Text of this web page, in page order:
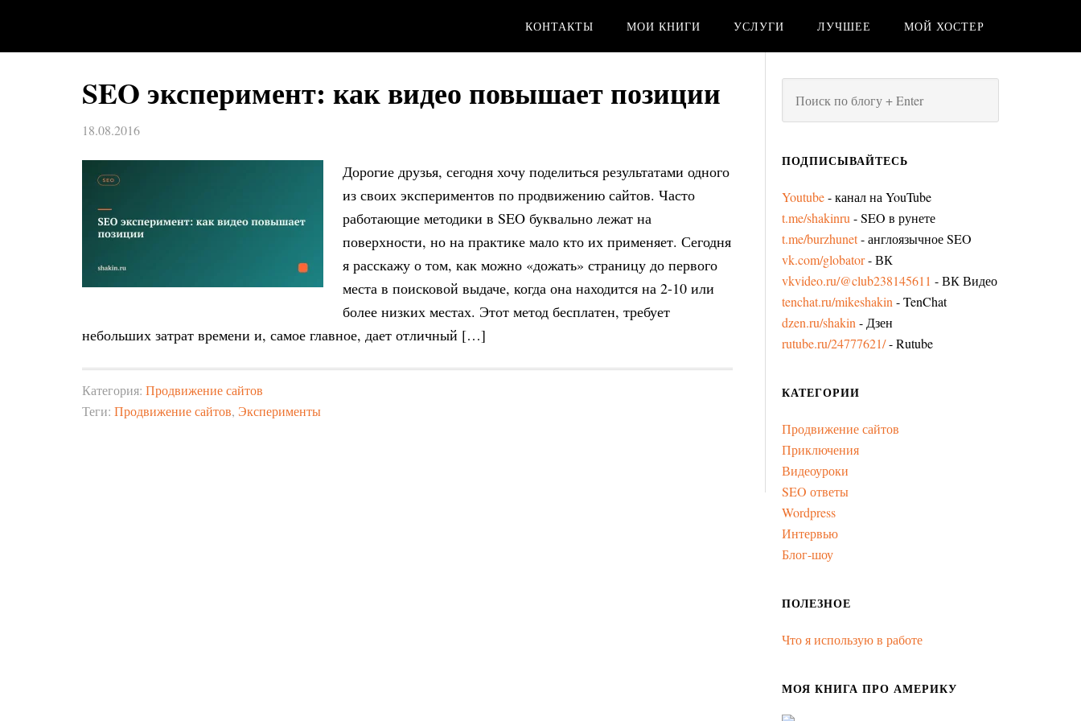
КОНТАКТЫ МОИ КНИГИ УСЛУГИ ЛУЧШЕЕ МОЙ ХОСТЕР
SEO эксперимент: как видео повышает позиции
18.08.2016
Дорогие друзья, сегодня хочу поделиться результатами одного
из своих экспериментов по продвижению сайтов. Часто
работающие методики в SEO буквально лежат на
поверхности, но на практике мало кто их применяет. Сегодня
я расскажу о том, как можно «дожать» страницу до первого
места в поисковой выдаче, когда она находится на 2-10 или
более низких местах. Этот метод бесплатен, требует
небольших затрат времени и, самое главное, дает отличный […]
Категория: Продвижение сайтов
Теги: Продвижение сайтов, Эксперименты
ПОДПИСЫВАЙТЕСЬ
Youtube- канал на YouTube
t.me/shakinru - SEO в рунете
t.me/burzhunet- англоязычное SEO
vk.com/globator- ВК
vkvideo.ru/@club238145611 - ВК Видео
tenchat.ru/mikeshakin - TenChat
dzen.ru/shakin - Дзен
rutube.ru/24777621/- Rutube
КАТЕГОРИИ
Продвижение сайтов
Приключения
Видеоуроки
SEO ответы
Wordpress
Интервью
Блог-шоу
ПОЛЕЗНОЕ
Что я использую в работе
МОЯ КНИГА ПРО АМЕРИКУ